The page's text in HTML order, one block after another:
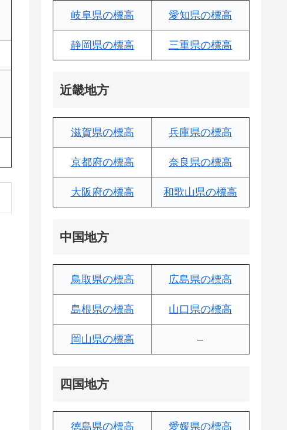
岐阜県の標高 愛知県の標高
静岡県の標高 三重県の標高
近畿地方
滋賀県の標高 兵庫県の標高
京都府の標高 奈良県の標高
大阪府の標高 和歌山県の標高
中国地方
鳥取県の標高 広島県の標高
島根県の標高 山口県の標高
岡山県の標高 –
四国地方
徳島県の標高 愛媛県の標高